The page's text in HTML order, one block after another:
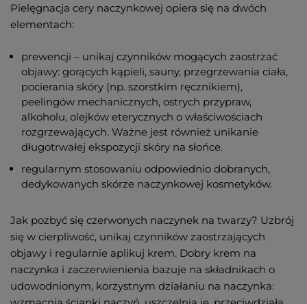
Pielęgnacja cery naczynkowej opiera się na dwóch
elementach:
prewencji – unikaj czynników mogących zaostrzać
objawy: gorących kąpieli, sauny, przegrzewania ciała,
pocierania skóry (np. szorstkim ręcznikiem),
peelingów mechanicznych, ostrych przypraw,
alkoholu, olejków eterycznych o właściwościach
rozgrzewających. Ważne jest również unikanie
długotrwałej ekspozycji skóry na słońce.
regularnym stosowaniu odpowiednio dobranych,
dedykowanych skórze naczynkowej kosmetyków.
Jak pozbyć się czerwonych naczynek na twarzy? Uzbrój
się w cierpliwość, unikaj czynników zaostrzających
objawy i regularnie aplikuj krem. Dobry krem na
naczynka i zaczerwienienia bazuje na składnikach o
udowodnionym, korzystnym działaniu na naczynka: